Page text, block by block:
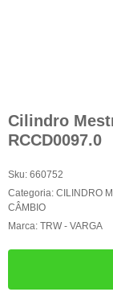
Cilindro
RCCD0097.0
Sku: 660752
Categoria: CILINDRO
CÂMBIO
Marca: TRW - VARGA